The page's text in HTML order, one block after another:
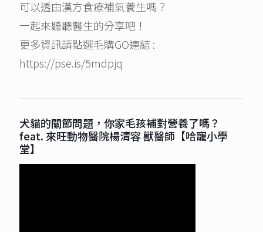
可以透由漢方食療補氣養生嗎？
一起來聽聽醫生的分享吧！
更多資訊請點選毛購GO連結 :
https://pse.is/5mdpjq
犬貓的關節問題，你家毛孩補對營養了嗎？
feat. 來旺動物醫院楊清容 獸醫師【哈寵小學
堂】